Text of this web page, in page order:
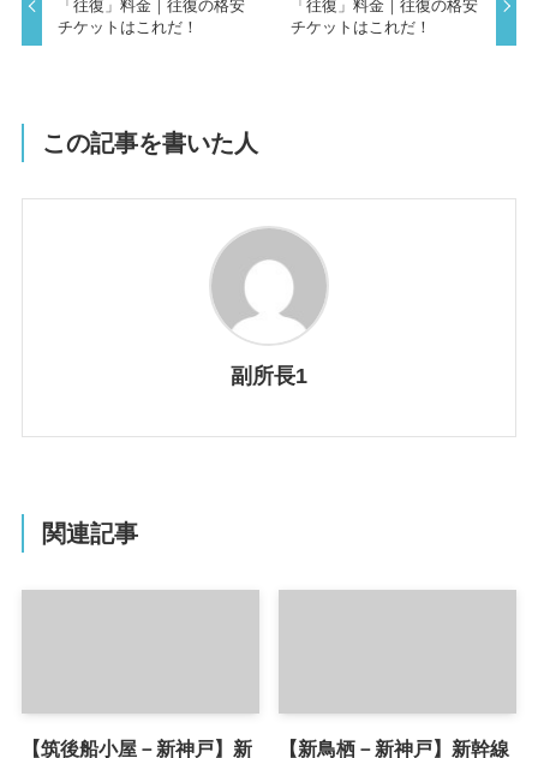
「往復」料金｜往復の格安
チケットはこれだ！
「往復」料金｜往復の格安
チケットはこれだ！
この記事を書いた人
副所長1
関連記事
【筑後船小屋－新神戸】新 【新鳥栖－新神戸】新幹線